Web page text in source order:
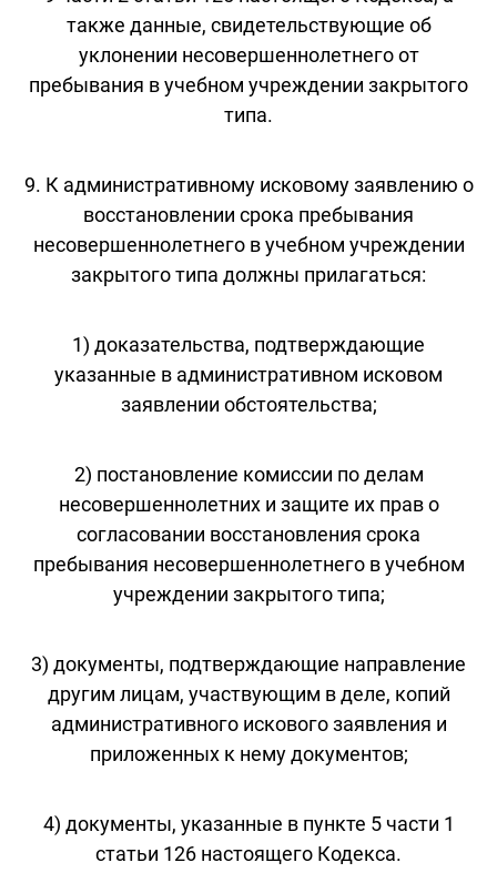
также данные, свидетельствующие об
уклонении несовершеннолетнего от
пребывания в учебном учреждении закрытого
типа.
9. К административному исковому заявлению о
восстановлении срока пребывания
несовершеннолетнего в учебном учреждении
закрытого типа должны прилагаться:
1) доказательства, подтверждающие
указанные в административном исковом
заявлении обстоятельства;
2) постановление комиссии по делам
несовершеннолетних и защите их прав о
согласовании восстановления срока
пребывания несовершеннолетнего в учебном
учреждении закрытого типа;
3) документы, подтверждающие направление
другим лицам, участвующим в деле, копий
административного искового заявления и
приложенных к нему документов;
4) документы, указанные в пункте 5 части 1
статьи 126 настоящего Кодекса.